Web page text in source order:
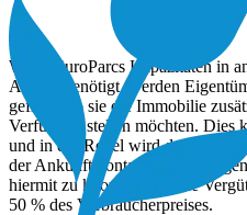
Wenn EuroParcs Kapazitäten in
August benötigt, werden
gefragt, ob sie die Immobilie
Verfügung stellen möchten. Dies
und in der Regel wird der
der Ankunft kontaktiert. Ein
hiermit zu kooperieren. Die
50 % des Verbraucherpreises.